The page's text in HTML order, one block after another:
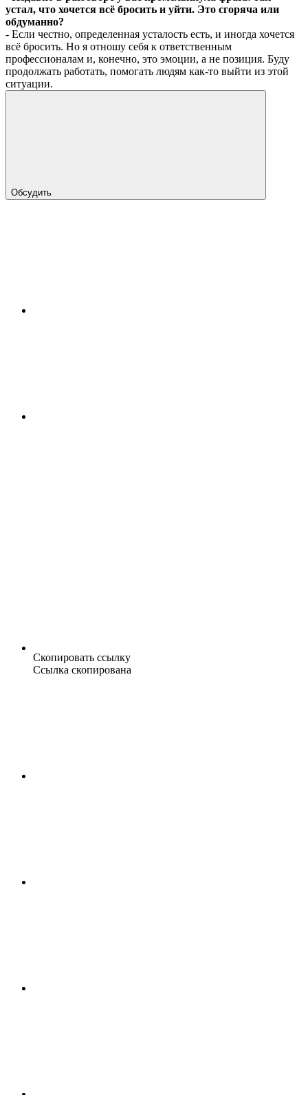
устал, что хочется всё бросить и уйти. Это сгоряча или
обдуманно?
- Если честно, определенная усталость есть, и иногда хочется
всё бросить. Но я отношу себя к ответственным
профессионалам и, конечно, это эмоции, а не позиция. Буду
продолжать работать, помогать людям как-то выйти из этой
ситуации.
Обсудить
Скопировать ссылку
Ссылка скопирована